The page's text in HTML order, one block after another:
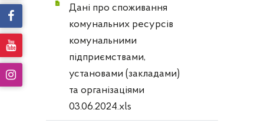
Дані про споживання
комунальних ресурсів
комунальними
підприємствами,
установами (закладами)
та організаціями
03.06.2024.xls